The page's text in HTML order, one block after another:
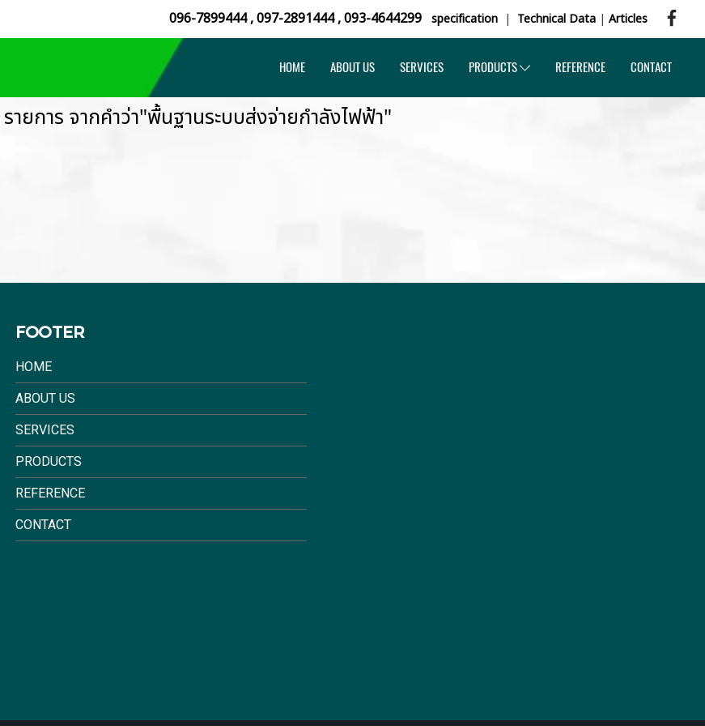
096-7899444,097-2891444,093-4644299 specification | Technical Data | Articles
HOME ABOUT US SERVICES PRODUCTS REFERENCE CONTACT
ายการ จากคำว่า"พื้นฐานระบบส่งจ่ายกำลังไฟฟ้า"
FOOTER
HOME
ABOUT US
SERVICES
PRODUCTS
REFERENCE
CONTACT